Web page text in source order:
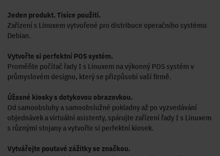
Jeden produkt. Tisíce použití.
Zařízení s Linuxem vytvořené pro distribuce operačního systému
Debian.
Vytvořte si perfektní POS systém.
Proměňte počítač řady I s Linuxem na výkonný POS systém v
průmyslovém designu, který se přizpůsobí vaší firmě.
Úžasné kiosky s dotykovou obrazovkou.
Od samoobsluhy a samoobslužné pokladny až po vyzvedávání
objednávek a virtuální asistenty, spárujte zařízení řady I s Linuxem
s různými stojany a vytvořte si perfektní kiosek.
Vytvářejte poutavé zážitky se značkou.